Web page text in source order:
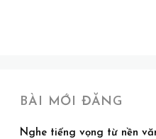
BÀI MỚI ĐĂNG
Nghe tiếng vọng từ nền